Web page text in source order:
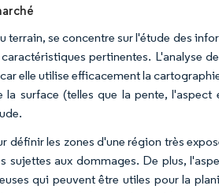
terrain, se concentre sur l'étude des
pertinentes. L'analyse
elle utilise efficacement la
surface (telles que la pente,
définir les zones d'une région très
sujettes aux dommages. De plus,
qui peuvent être utiles pour la